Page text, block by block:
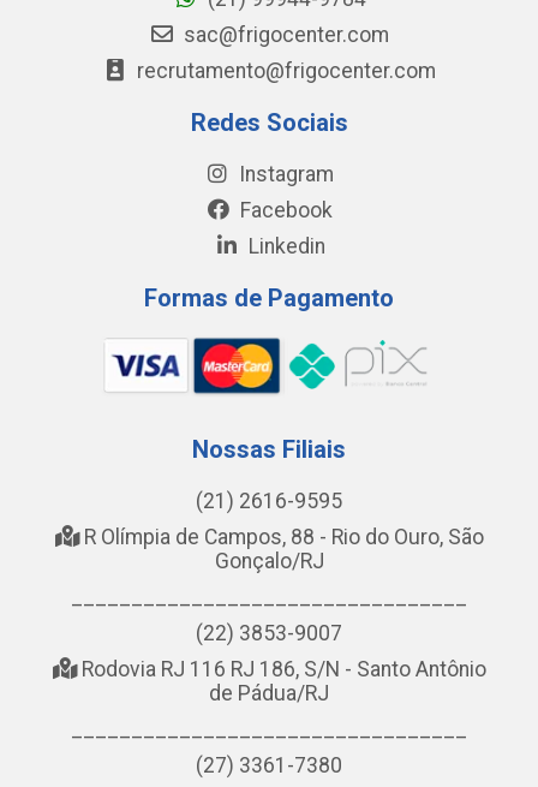
sac@frigocenter.com
recrutamento@frigocenter.com
Redes Sociais
Instagram
Facebook
Linkedin
Formas de Pagamento
Nossas Filiais
(21) 2616-9595
R Olímpia de Campos, 88 - Rio do Ouro, São
Gonçalo/RJ
(22) 3853-9007
Rodovia RJ 116 RJ 186, S/N - Santo Antônio
de Pádua/RJ
(27) 3361-7380